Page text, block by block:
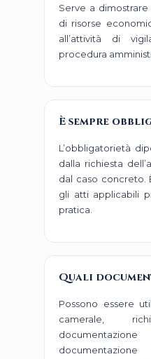
Serve a dimostrare
di risorse
all’attività di
procedura
È sempre
L’obbligatorietà
dalla richiesta
dal caso concreto.
gli atti applicabili
pratica.
Quali
Possono essere
camerale,